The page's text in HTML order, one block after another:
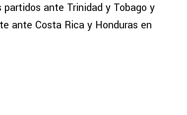
ante Trinidad y Tobago y
ante Costa Rica y Honduras en